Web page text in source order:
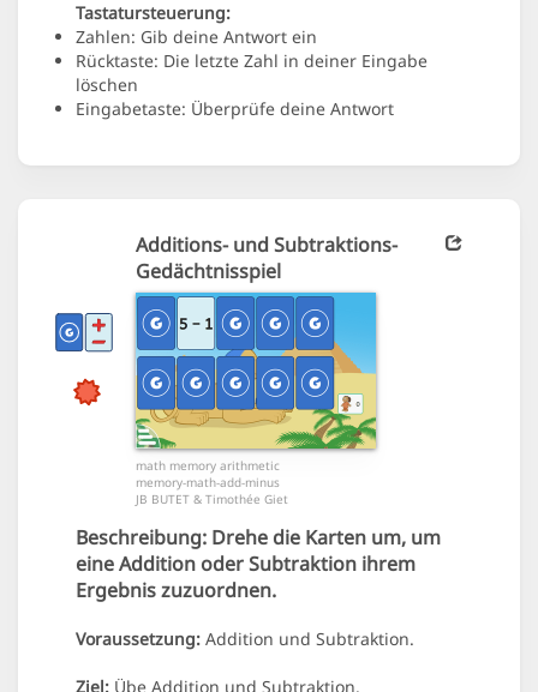
Tastatursteuerung:
Zahlen: Gib deine Antwort ein
Rücktaste: Die letzte Zahl in deiner Eingabe
löschen
Eingabetaste: Überprüfe deine Antwort
Additions- und Subtraktions-
Gedächtnisspiel
math memory arithmetic
memory-math-add-minus
JB BUTET & Timothée Giet
Beschreibung: Drehe die Karten um, um
eine Addition oder Subtraktion ihrem
Ergebnis zuzuordnen.
Voraussetzung: Addition und Subtraktion.
Ziel: Übe Addition und Subtraktion.